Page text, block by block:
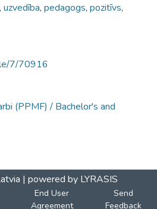
, uzvedība, pedagogs, pozitīvs,
7/70916
(PPMF) / Bachelor's and
| powered by LYRASIS
End User
Agreement
Send
Feedback